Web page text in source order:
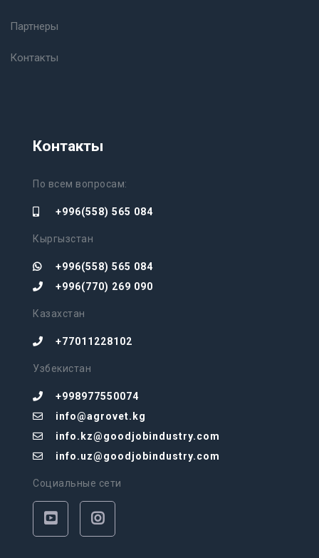
Партнеры
Контакты
Контакты
По всем вопросам:
+996(558) 565 084
Кыргызстан
+996(558) 565 084
+996(770) 269 090
Казахстан
+77011228102
Узбекистан
+998977550074
info@agrovet.kg
info.kz@goodjobindustry.com
info.uz@goodjobindustry.com
Социальные сети